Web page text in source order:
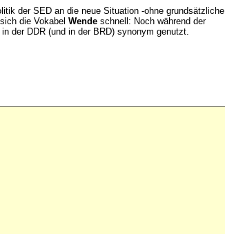
der SED an die neue Situation -ohne grundsätzliche
die VokabelWende schnell: Noch während der
der DDR (und in der BRD) synonym genutzt.